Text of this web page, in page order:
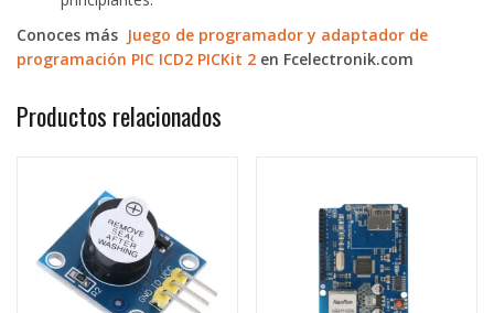
Conoces más Juego de programador y adaptador de
programación PIC ICD2 PICKit 2 en Fcelectronik.com
Productos relacionados